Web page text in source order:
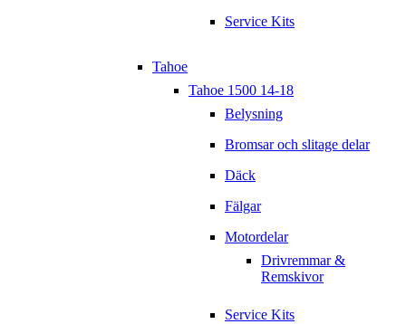
Service Kits
Tahoe
Tahoe 1500 14-18
Belysning
Bromsar och slitage delar
Däck
Fälgar
Motordelar
Drivremmar &
Remskivor
Service Kits